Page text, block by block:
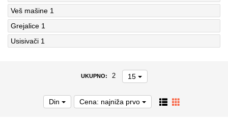
Veš mašine 1
Grejalice 1
Usisivači 1
UKUPNO: 2 15
Din Cena: najniža prvo